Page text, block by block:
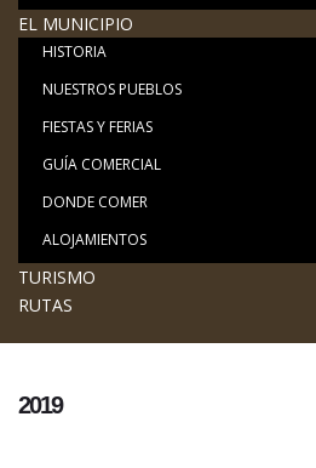
EL MUNICIPIO
HISTORIA
NUESTROS PUEBLOS
FIESTAS Y FERIAS
GUÍA COMERCIAL
DONDE COMER
ALOJAMIENTOS
TURISMO
RUTAS
2019